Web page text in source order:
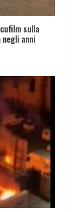
sulla
anni